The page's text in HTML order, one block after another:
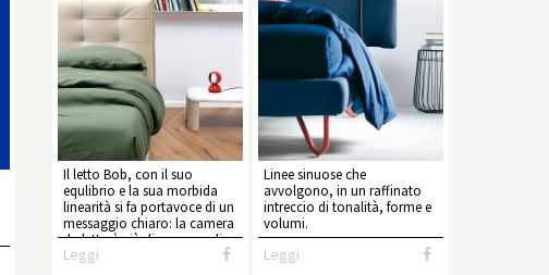
Il letto Bob, con il suo
equlibrio e la sua morbida
linearità si fa portavoce di un
messaggio chiaro: la camera
da letto è più di una semplice
stanza per il riposo.
Leggi
Linee sinuose che
avvolgono, in un raffinato
intreccio di tonalità, forme e
volumi.
Leggi